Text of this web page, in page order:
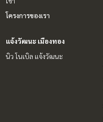
โครงการของเรา
แจ้งวัฒนะ เมืองทอง
นิว โนเบิล แจ้งวัฒนะ